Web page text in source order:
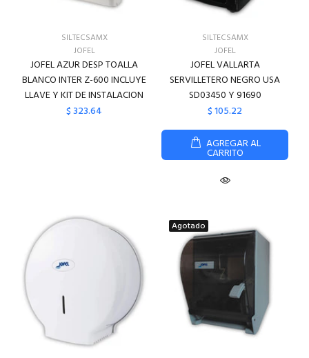
SILTECSAMX
JOFEL
JOFEL AZUR DESP TOALLA
BLANCO INTER Z-600 INCLUYE
LLAVE Y KIT DE INSTALACION
$ 323.64
SILTECSAMX
JOFEL
JOFEL VALLARTA
SERVILLETERO NEGRO USA
SD03450 Y 91690
$ 105.22
AGREGAR AL
CARRITO
Agotado